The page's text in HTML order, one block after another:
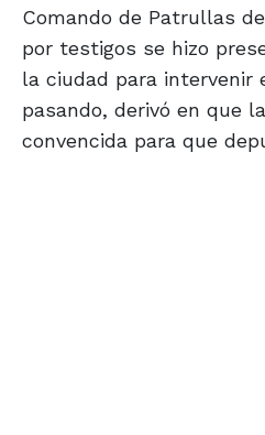
Comando de Patrullas
por testigos se hizo
la ciudad para intervenir
pasando, derivó en que
convencida para que